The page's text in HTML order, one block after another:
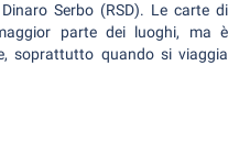
Serbo (RSD). Le carte di
parte dei luoghi, ma è
soprattutto quando si viaggia